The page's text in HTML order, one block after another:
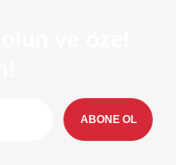
ABONE OL